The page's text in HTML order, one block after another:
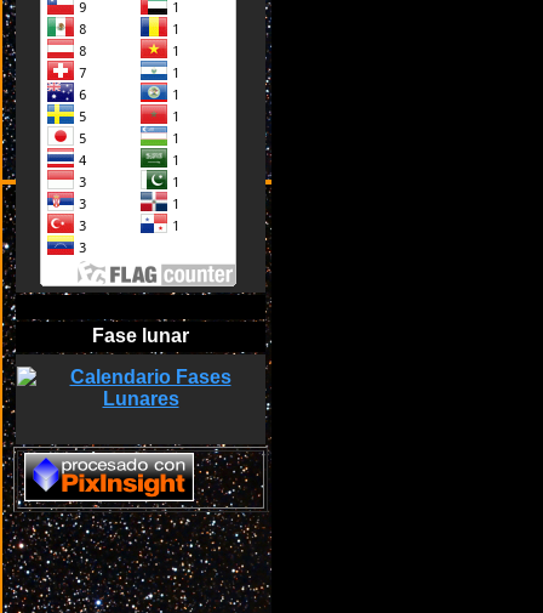
Fase lunar